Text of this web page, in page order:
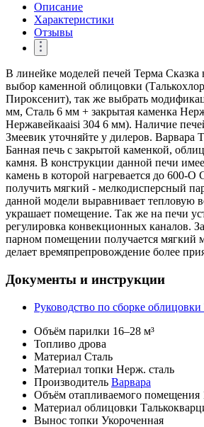
Описание
Характеристики
Отзывы
В линейке моделей печей Терма Сказка
выбор каменной облицовки
Пироксенит), так же выбрать
мм, Сталь 6 мм + закрытая каменка
Нержавейкаaisi 304 6 мм). Наличие
Змеевик уточняйте у дилеров.
Банная печь с закрытой каменкой,
камня. В конструкции данной печи
камень в которой нагревается до 600-О
получить мягкий - мелкодисперсный
данной модели выравнивает тепловую
украшает помещение. Так же на печи
регулировка конвекционных каналов. За
парном помещении получается мягкий
делает времяпрепровождение более
Документы и инструкции
Руководство по сборке
Объём парилки 16–28 м³
Топливо дрова
Материал Сталь
Материал топки Нерж. сталь
Производитель Варвара
Объём отапливаемого помещения
Материал облицовки
Вынос топки Укороченная